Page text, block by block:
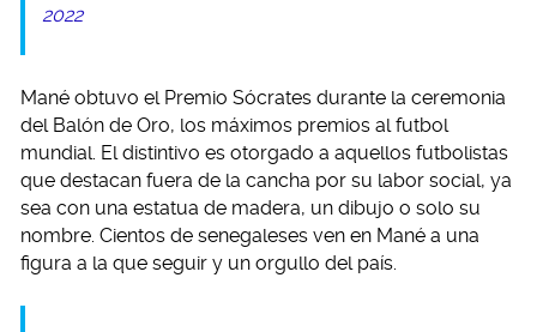
2022
Mané obtuvo el Premio Sócrates durante la ceremonia
del Balón de Oro, los máximos premios al futbol
mundial. El distintivo es otorgado a aquellos futbolistas
que destacan fuera de la cancha por su labor social, ya
sea con una estatua de madera, un dibujo o solo su
nombre. Cientos de senegaleses ven en Mané a una
figura a la que seguir y un orgullo del país.